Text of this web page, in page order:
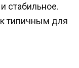
стабильное.
типичным для